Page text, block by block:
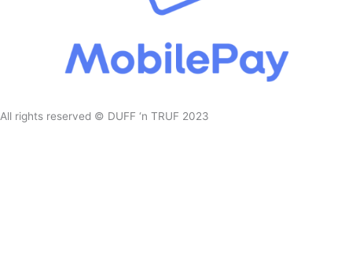
All rights reserved © DUFF ‘n TRUF 2023